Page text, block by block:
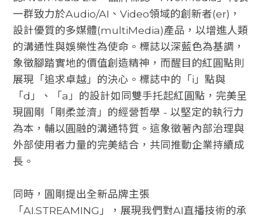
一群致力於Audio/AI、Video領域的創新者(er)，
設計優質的多媒體(multiMedia)產品，以增進人類
的溝通性與娛樂性為使命。標誌以深藍色為基調，
象徵腳踏實地的價值創造精神，而醒目的紅圓點則
展現「追求卓越」的決心。標誌中的「i」點與
「d」、「a」的設計如同雙手托起紅圓點，完美呈
現圓剛「剛柔並濟」的經營哲學 - 以堅定的執行力
為本，輔以圓融的溝通特質。這象徵著內部治理與
外部使用者力量的完美結合，共同推動企業持續成
長。
同時，圓剛提出全新品牌主張
「AI.STREAMING」，展現我們對AI直播技術的承